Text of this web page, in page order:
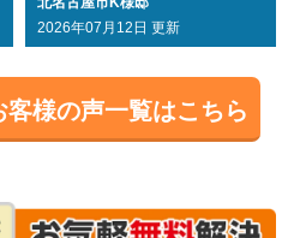
2026年07月12日 更新
客様の声一覧はこちら